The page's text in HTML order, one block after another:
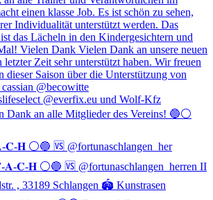
𝐇 ⚪️🔵 🆚 @fortunaschlangen_her